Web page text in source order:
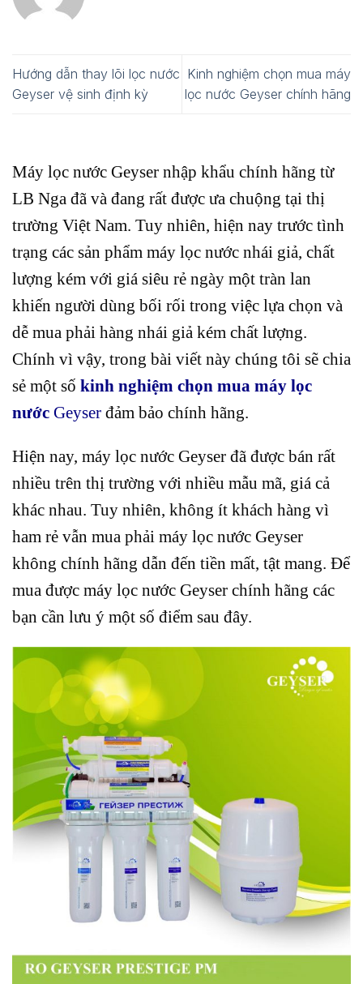
Hướng dẫn thay lõi lọc nước
Geyser vệ sinh định kỳ
Kinh nghiệm chọn mua máy
lọc nước Geyser chính hãng
Máy lọc nước Geyser nhập khẩu chính hãng từ
LB Nga đã và đang rất được ưa chuộng tại thị
trường Việt Nam. Tuy nhiên, hiện nay trước tình
trạng các sản phẩm máy lọc nước nhái giả, chất
lượng kém với giá siêu rẻ ngày một tràn lan
khiến người dùng bối rối trong việc lựa chọn và
dễ mua phải hàng nhái giả kém chất lượng.
Chính vì vậy, trong bài viết này chúng tôi sẽ chia
sẻ một số kinh nghiệm chọn mua máy lọc
nước Geyser đảm bảo chính hãng.
Hiện nay, máy lọc nước Geyser đã được bán rất
nhiều trên thị trường với nhiều mẫu mã, giá cả
khác nhau. Tuy nhiên, không ít khách hàng vì
ham rẻ vẫn mua phải máy lọc nước Geyser
không chính hãng dẫn đến tiền mất, tật mang. Để
mua được máy lọc nước Geyser chính hãng các
bạn cần lưu ý một số điểm sau đây.